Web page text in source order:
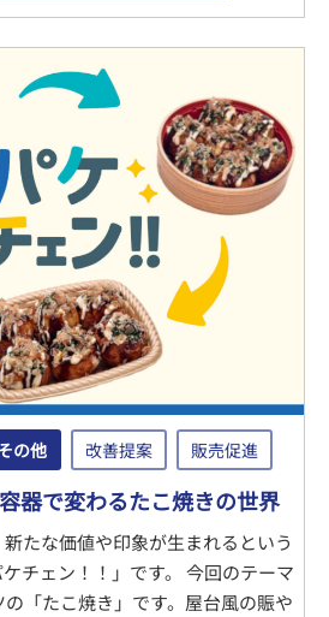
の他 改善提案 販売促進
器で変わるたこ焼きの世界
たな価値や印象が生まれるという
チェン！！」です。 今回のテーマ
「たこ焼き」です。屋台風の賑や